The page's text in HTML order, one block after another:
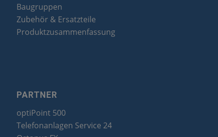
Baugruppen
Zubehör & Ersatzteile
Produktzusammenfassung
PARTNER
optiPoint 500
Telefonanlagen Service 24